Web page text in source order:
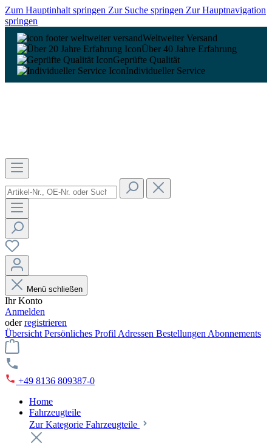
Zum Hauptinhalt springen Zur Suche springen Zur Hauptnavigation
springen
Weltweiter Versand
Über 40 Jahre Erfahrung
Geprüfte Qualität
Individueller Service
Menü schließen
Ihr Konto
Anmelden
oderregistrieren
Übersicht Persönliches Profil Adressen Bestellungen Abonnements
+49 8136 809387-0
Home
Fahrzeugteile
Zur Kategorie Fahrzeugteile